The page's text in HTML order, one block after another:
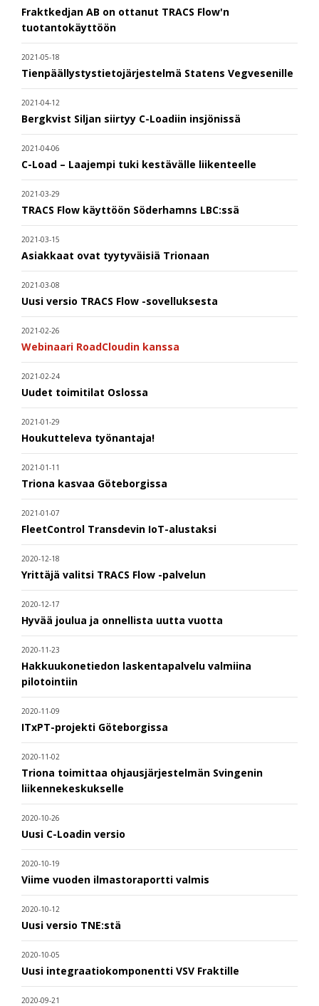
Fraktkedjan AB on ottanut TRACS Flow'n
tuotantokäyttöön
2021-05-18
Tienpäällystystietojärjestelmä Statens Vegvesenille
2021-04-12
Bergkvist Siljan siirtyy C-Loadiin insjönissä
2021-04-06
C-Load – Laajempi tuki kestävälle liikenteelle
2021-03-29
TRACS Flow käyttöön Söderhamns LBC:ssä
2021-03-15
Asiakkaat ovat tyytyväisiä Trionaan
2021-03-08
Uusi versio TRACS Flow -sovelluksesta
2021-02-26
Webinaari RoadCloudin kanssa
2021-02-24
Uudet toimitilat Oslossa
2021-01-29
Houkutteleva työnantaja!
2021-01-11
Triona kasvaa Göteborgissa
2021-01-07
FleetControl Transdevin IoT-alustaksi
2020-12-18
Yrittäjä valitsi TRACS Flow -palvelun
2020-12-17
Hyvää joulua ja onnellista uutta vuotta
2020-11-23
Hakkuukonetiedon laskentapalvelu valmiina
pilotointiin
2020-11-09
ITxPT-projekti Göteborgissa
2020-11-02
Triona toimittaa ohjausjärjestelmän Svingenin
liikennekeskukselle
2020-10-26
Uusi C-Loadin versio
2020-10-19
Viime vuoden ilmastoraportti valmis
2020-10-12
Uusi versio TNE:stä
2020-10-05
Uusi integraatiokomponentti VSV Fraktille
2020-09-21